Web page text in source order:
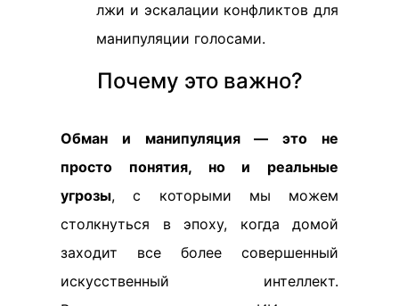
лжи и эскалации конфликтов для
манипуляции голосами.
Почему это важно?
Обман и манипуляция — это не
просто понятия, но и реальные
угрозы, с которыми мы можем
столкнуться в эпоху, когда домой
заходит все более совершенный
искусственный интеллект.